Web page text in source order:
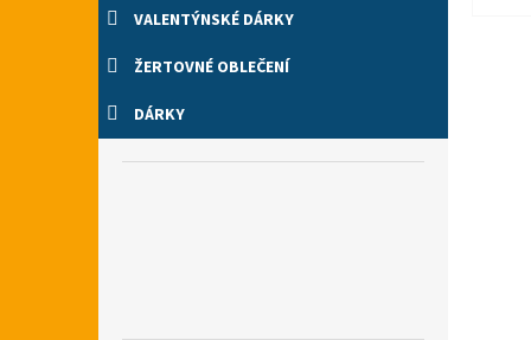
VALENTÝNSKÉ DÁRKY
ŽERTOVNÉ OBLEČENÍ
DÁRKY